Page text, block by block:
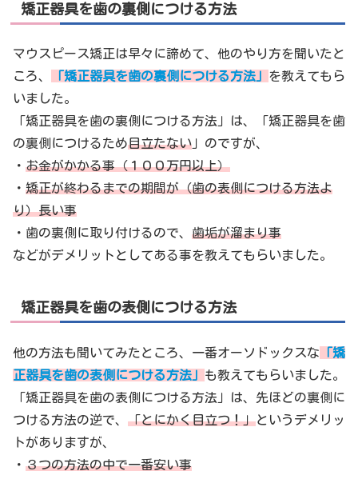
矯正器具を歯の裏側につける方法
マウスピース矯正は早々に諦めて、他のやり方を聞いたと
ころ、
「矯正器具を歯の裏側につける方法」 を教えてもら
いました。
「矯正器具を歯の裏側につける方法」は、「矯正器具を歯
の裏側につけるため目立たない 」のですが、
・ お金がかかる事（１００万円以上）
・ 矯正が終わるまでの期間が（歯の表側につける方法よ
り）長い事
・歯の裏側に取り付けるので、 歯垢が溜まり事
などがデメリットとしてある事を教えてもらいました。
矯正器具を歯の表側につける方法
他の方法も聞いてみたところ、一番オーソドックスな 「矯
正器具を歯の表側につける方法」 も教えてもらいました。
「矯正器具を歯の表側につける方法」は、先ほどの裏側に
つける方法の逆で、 「とにかく目立つ！」というデメリッ
トがありますが、
・ ３つの方法の中で一番安い事